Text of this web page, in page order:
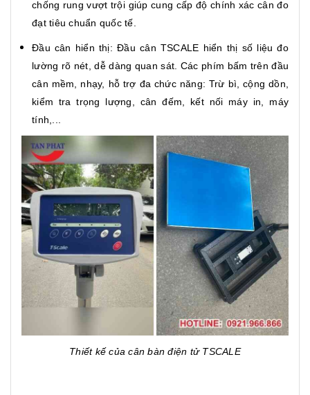
chống rung vượt trội giúp cung cấp độ chính xác cân đo
đạt tiêu chuẩn quốc tế.
Đầu cân hiển thị: Đầu cân TSCALE hiển thị số liệu đo
lường rõ nét, dễ dàng quan sát. Các phím bấm trên đầu
cân mềm, nhạy, hỗ trợ đa chức năng: Trừ bì, cộng dồn,
kiểm tra trọng lượng, cân đếm, kết nối máy in, máy
tính,...
Thiết kế của cân bàn điện tử TSCALE